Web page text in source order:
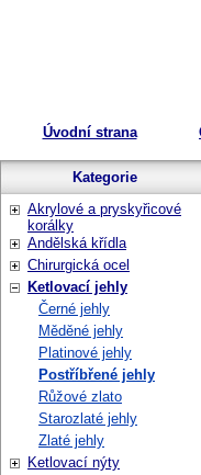
Úvodní strana
Kategorie
Akrylové a pryskyřicové
korálky
Andělská křídla
Chirurgická ocel
Ketlovací jehly
Černé jehly
Měděné jehly
Platinové jehly
Postříbřené jehly
Růžové zlato
Starozlaté jehly
Zlaté jehly
Ketlovací nýty